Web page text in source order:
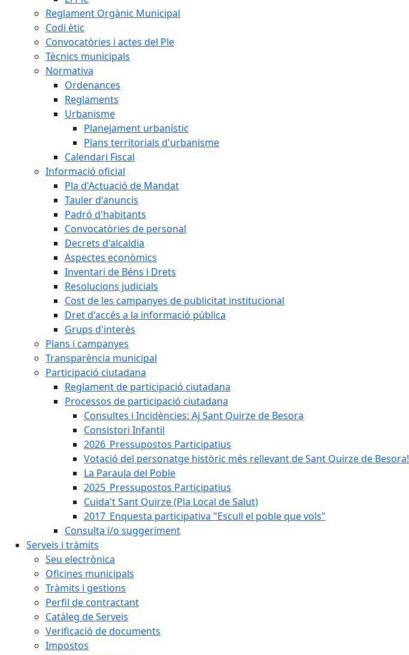
Reglament Orgànic Municipal
Codi ètic
Convocatòries i actes del Ple
Tècnics municipals
Normativa
Ordenances
Reglaments
Urbanisme
Planejament urbanístic
Plans territorials d'urbanisme
Calendari Fiscal
Informació oficial
Pla d'Actuació de Mandat
Tauler d'anuncis
Padró d'habitants
Convocatòries de personal
Decrets d'alcaldia
Aspectes econòmics
Inventari de Béns i Drets
Resolucions judicials
Cost de les campanyes de publicitat institucional
Dret d'accés a la informació pública
Grups d'interès
Plans i campanyes
Transparència municipal
Participació ciutadana
Reglament de participació ciutadana
Processos de participació ciutadana
Consultes i Incidències: Aj Sant Quirze de Besora
Consistori Infantil
2026_Pressupostos Participatius
Votació del personatge històric més rellevant de Sant Quirze de Besora!
La Paraula del Poble
2025_Pressupostos Participatius
Cuida't Sant Quirze (Pla Local de Salut)
2017_Enquesta participativa "Escull el poble que vols"
Consulta i/o suggeriment
Serveis i tràmits
Seu electrònica
Oficines municipals
Tràmits i gestions
Perfil de contractant
Catàleg de Serveis
Verificació de documents
Impostos